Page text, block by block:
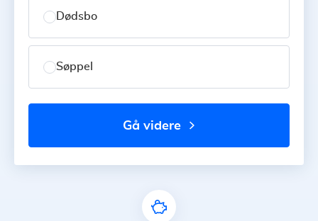
Dødsbo
Søppel
gå videre